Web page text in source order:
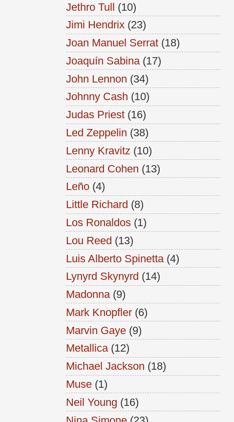
Jethro Tull (10)
Jimi Hendrix (23)
Joan Manuel Serrat (18)
Joaquín Sabina (17)
John Lennon (34)
Johnny Cash (10)
Judas Priest (16)
Led Zeppelin (38)
Lenny Kravitz (10)
Leonard Cohen (13)
Leño (4)
Little Richard (8)
Los Ronaldos (1)
Lou Reed (13)
Luis Alberto Spinetta (4)
Lynyrd Skynyrd (14)
Madonna (9)
Mark Knopfler (6)
Marvin Gaye (9)
Metallica (12)
Michael Jackson (18)
Muse (1)
Neil Young (16)